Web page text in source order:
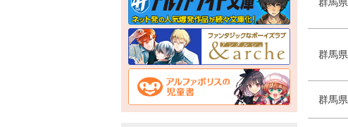
群馬県
群馬県